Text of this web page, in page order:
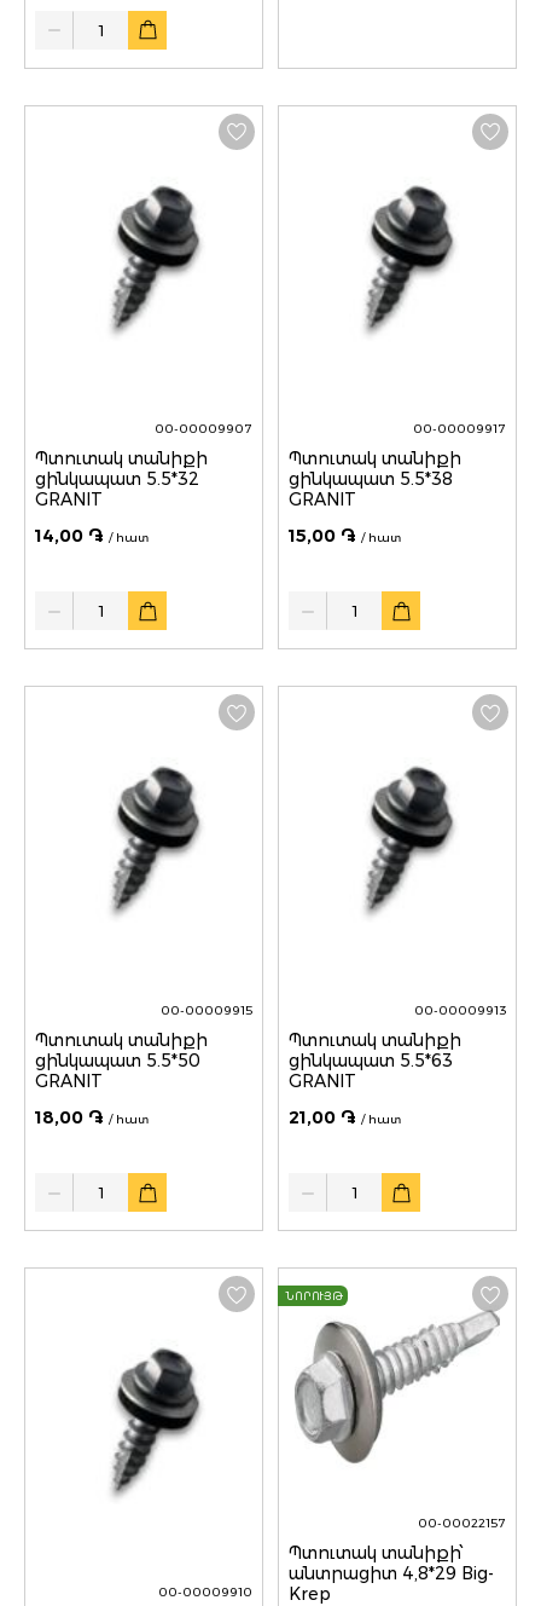
Quantity
00-00009907
Պտուտակ տանիքի
ցինկապատ 5.5*32
GRANIT
14,00 ֏ / հատ
00-00009917
Պտուտակ տանիքի
ցինկապատ 5.5*38
GRANIT
15,00 ֏ / հատ
00-00009915
Պտուտակ տանիքի
ցինկապատ 5.5*50
GRANIT
18,00 ֏ / հատ
Quantity
00-00009913
Պտուտակ տանիքի
ցինկապատ 5.5*63
GRANIT
21,00 ֏ / հատ
Quantity
00-00009910
ՆՈՐՈՒՅԹ
00-00022157
Պտուտակ տանիքի՝
անտրացիտ 4,8*29 Big-
Krep